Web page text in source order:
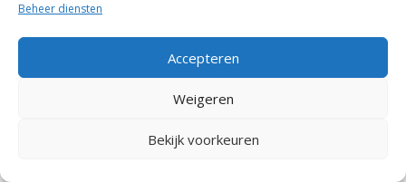
Beheer diensten
Accepteren
Weigeren
Bekijk voorkeuren